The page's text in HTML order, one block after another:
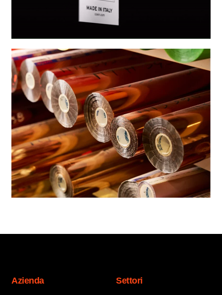
Azienda Settori